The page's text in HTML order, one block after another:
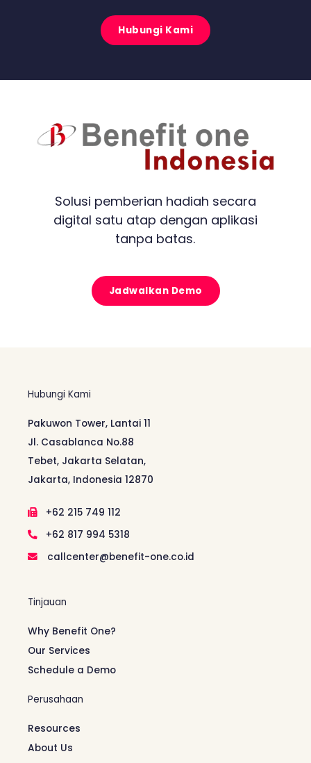
Hubungi Kami
Solusi pemberian hadiah secara
digital satu atap dengan aplikasi
tanpa batas.
Jadwalkan Demo
Hubungi Kami
Pakuwon Tower, Lantai 11
Jl. Casablanca No.88
Tebet, Jakarta Selatan,
Jakarta, Indonesia 12870
+62 215 749 112
+62 817 994 5318
callcenter@benefit-one.co.id
Tinjauan
Why Benefit One?
Our Services
Schedule a Demo
Perusahaan
Resources
About Us